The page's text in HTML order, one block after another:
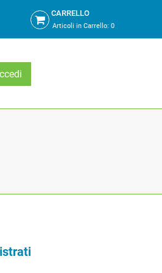
CARRELLO
Articoli in Carrello:0